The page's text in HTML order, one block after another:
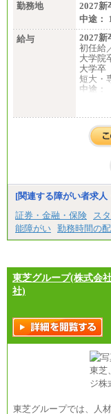
勤務地
2027新
中途：
給与
2027新
初任給
大学
大学卒
短大・
中途：
※職務
※試用
[関連する障がい者求
証券・金融・保険
ス
能障がい 勤務時間の
東芝グループ(株式会
社)
東芝グループでは、人